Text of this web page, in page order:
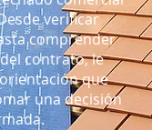
verificar
comprender
contrato, le
que
una decisión